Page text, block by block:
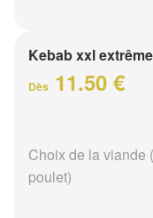
Kebab xxl
Dès 11.50 €
Choix de la viande
poulet)